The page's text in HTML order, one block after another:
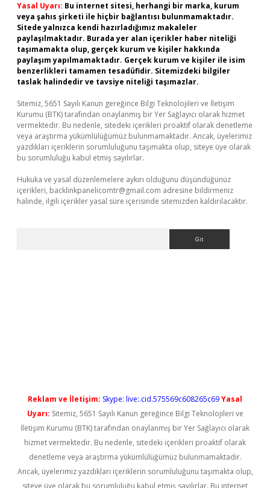
Yasal Uyarı: Bu internet sitesi, herhangi bir marka, kurum
veya şahıs şirketi ile hiçbir bağlantısı bulunmamaktadır.
Sitede yalnızca kendi hazırladığımız makaleler
paylaşılmaktadır. Burada yer alan içerikler haber niteliği
taşımamakta olup, gerçek kurum ve kişiler hakkında
paylaşım yapılmamaktadır. Gerçek kurum ve kişiler ile isim
benzerlikleri tamamen tesadüfidir. Sitemizdeki bilgiler
taslak halindedir ve tavsiye niteliği taşımazlar.
Sitemiz, 5651 Sayılı Kanun gereğince Bilgi Teknolojileri ve İletişim
Kurumu (BTK) tarafından onaylanmış bir Yer Sağlayıcı olarak hizmet
vermektedir. Bu nedenle, sitedeki içerikleri proaktif olarak denetleme
veya araştırma yükümlülüğümüz bulunmamaktadır. Ancak, üyelerimiz
yazdıkları içeriklerin sorumluluğunu taşımakta olup, siteye üye olarak
bu sorumluluğu kabul etmiş sayılırlar.
Hukuka ve yasal düzenlemelere aykırı olduğunu düşündüğünüz
içerikleri, backlinkpanelicomtr@gmail.com adresine bildirmeniz
halinde, ilgili içerikler yasal süre içerisinde sitemizden kaldırılacaktır.
Reklam ve İletişim: Skype: live:.cid.575569c608265c69Yasal
Uyarı: Sitemiz, 5651 Sayılı Kanun gereğince Bilgi Teknolojileri ve
İletişim Kurumu (BTK) tarafından onaylanmış bir Yer Sağlayıcı olarak
hizmet vermektedir. Bu nedenle, sitedeki içerikleri proaktif olarak
denetleme veya araştırma yükümlülüğümüz bulunmamaktadır.
Ancak, üyelerimiz yazdıkları içeriklerin sorumluluğunu taşımakta olup,
siteye üye olarak bu sorumluluğu kabul etmiş sayılırlar. Bu internet